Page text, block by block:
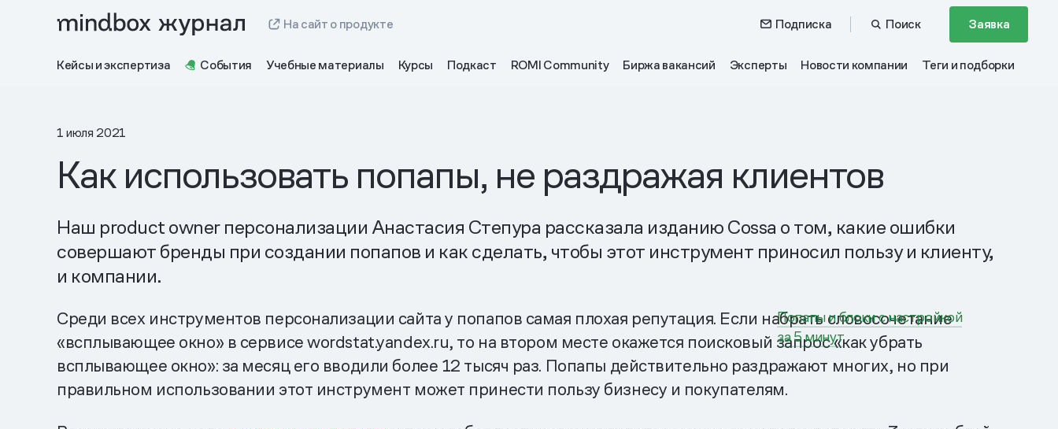
На сайт о продукте Подписка Поиск Заявка
Кейсы и экспертиза События Учебные материалы Курсы Подкаст ROMI Community Биржа вакансий Эксперты Новости компании Теги и подборки
1 июля 2021
Как использовать попапы, не раздражая клиентов
Наш product owner персонализации Анастасия Степура рассказала изданию Cossa о том, какие ошибки
совершают бренды при создании попапов и как сделать, чтобы этот инструмент приносил пользу и клиенту,
и компании.
Попапы и блоки с настройкой
за 5 минут
Среди всех инструментов персонализации сайта у попапов самая плохая репутация. Если набрать словосочетание
«всплывающее окно» в сервисе wordstat.yandex.ru, то на втором месте окажется поисковый запрос «как убрать
всплывающее окно»: за месяц его вводили более 12 тысяч раз. Попапы действительно раздражают многих, но при
правильном использовании этот инструмент может принести пользу бизнесу и покупателям.